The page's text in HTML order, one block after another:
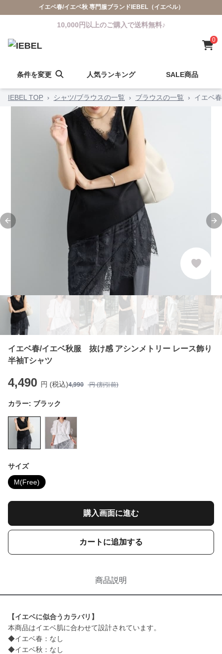
イエベ春/イエベ秋 専門服ブランドIEBEL（イエベル）
10,000円以上のご購入で送料無料♪
0
条件を変更 人気ランキング SALE商品
IEBEL TOP › シャツ/ブラウスの一覧 › ブラウスの一覧 › イエベ
Previous slide
イエベ春/イエベ秋服 抜け感 アシンメトリー レース飾り
半袖Tシャツ
4,490 円 (税込)4,990 円 (割引前)
カラー: ブラック
サイズ
M(Free)
購入画面に進む
カートに追加する
商品説明
【イエベに似合うカラバリ】
本商品はイエベ肌に合わせて設計されています。
◆イエベ春：なし
◆イエベ秋：なし